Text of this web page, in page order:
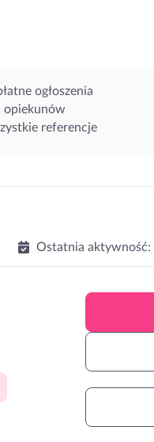
ogłoszenia
opiekunów
referencje
Ostatnia aktywność: